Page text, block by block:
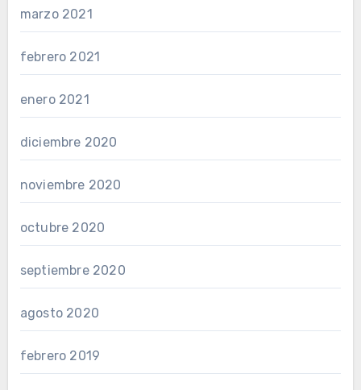
marzo 2021
febrero 2021
enero 2021
diciembre 2020
noviembre 2020
octubre 2020
septiembre 2020
agosto 2020
febrero 2019